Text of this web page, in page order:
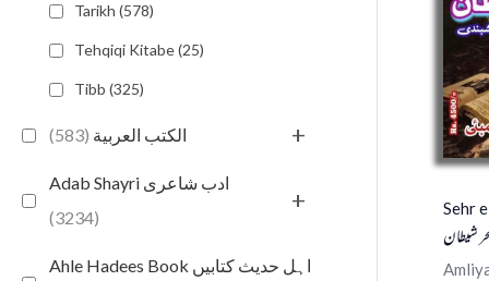
Tarikh (578)
Tehqiqi Kitabe (25)
Tibb (325)
الكتب العربية (583) +
Adab Shayri ادب شاعری
(3234)
+
Ahle Hadees Book اہل حدیث کتابیں
Sehr
شیطان